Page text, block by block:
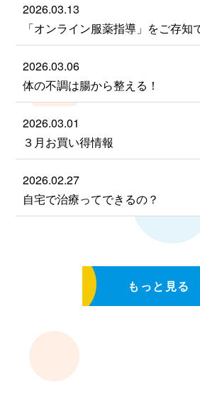
2026.03.13
「オンライン服薬指導」をご存知
2026.03.06
体の不調は腸から整える！
2026.03.01
３月お買い得情報
2026.02.27
自宅で治療ってできるの？
もっと見る